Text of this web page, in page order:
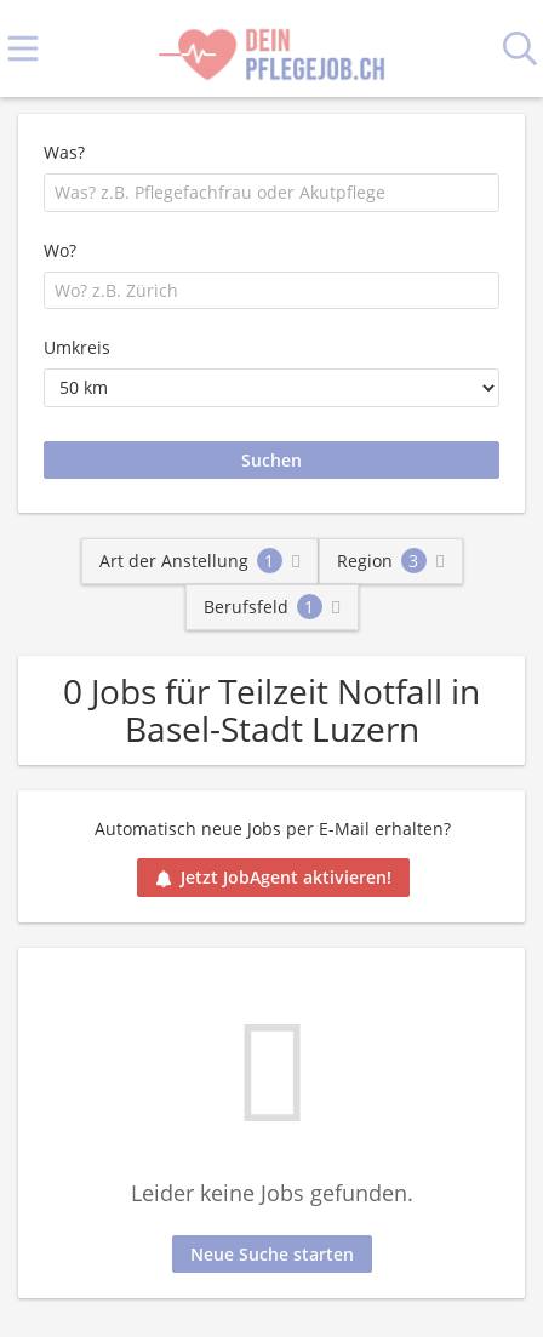
Was?
Wo?
Umkreis
Art der Anstellung 1 Region
3
Berufsfeld
1
0 Jobs für Teilzeit Notfall in
Basel-Stadt Luzern
Automatisch neue Jobs per E-Mail erhalten?
Jetzt JobAgent aktivieren!
Leider keine Jobs gefunden.
Neue Suche starten